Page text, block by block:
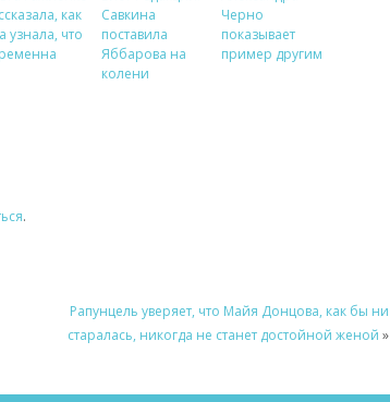
как
узнала, что
Савкина
поставила
Яббарова на
колени
Черно
показывает
пример другим
.
Рапунцель уверяет, что Майя Донцова, как бы ни
старалась, никогда не станет достойной женой »